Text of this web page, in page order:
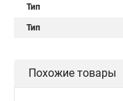
Тип
Тип
Похожие товары